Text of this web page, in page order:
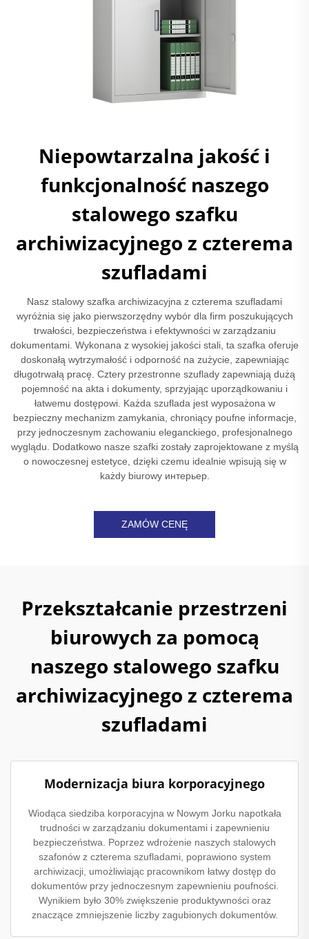
Niepowtarzalna jakość i
funkcjonalność naszego
stalowego szafku
archiwizacyjnego z czterema
szufladami
Nasz stalowy szafka archiwizacyjna z czterema szufladami
wyróżnia się jako pierwszorzędny wybór dla firm poszukujących
trwałości, bezpieczeństwa i efektywności w zarządzaniu
dokumentami. Wykonana z wysokiej jakości stali, ta szafka oferuje
doskonałą wytrzymałość i odporność na zużycie, zapewniając
długotrwałą pracę. Cztery przestronne szuflady zapewniają dużą
pojemność na akta i dokumenty, sprzyjając uporządkowaniu i
łatwemu dostępowi. Każda szuflada jest wyposażona w
bezpieczny mechanizm zamykania, chroniący poufne informacje,
przy jednoczesnym zachowaniu eleganckiego, profesjonalnego
wyglądu. Dodatkowo nasze szafki zostały zaprojektowane z myślą
o nowoczesnej estetyce, dzięki czemu idealnie wpisują się w
każdy biurowy интерьер.
ZAMÓW CENĘ
Przekształcanie przestrzeni
biurowych za pomocą
naszego stalowego szafku
archiwizacyjnego z czterema
szufladami
Modernizacja biura korporacyjnego
Wiodąca siedziba korporacyjna w Nowym Jorku napotkała
trudności w zarządzaniu dokumentami i zapewnieniu
bezpieczeństwa. Poprzez wdrożenie naszych stalowych
szafonów z czterema szufladami, poprawiono system
archiwizacji, umożliwiając pracownikom łatwy dostęp do
dokumentów przy jednoczesnym zapewnieniu poufności.
Wynikiem było 30% zwiększenie produktywności oraz
znaczące zmniejszenie liczby zagubionych dokumentów.